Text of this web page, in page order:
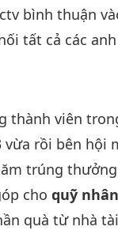
bình thuận
tất cả các
thành viên
vừa rồi bên hội
trúng
cho quỹ nhân
quà từ nhà